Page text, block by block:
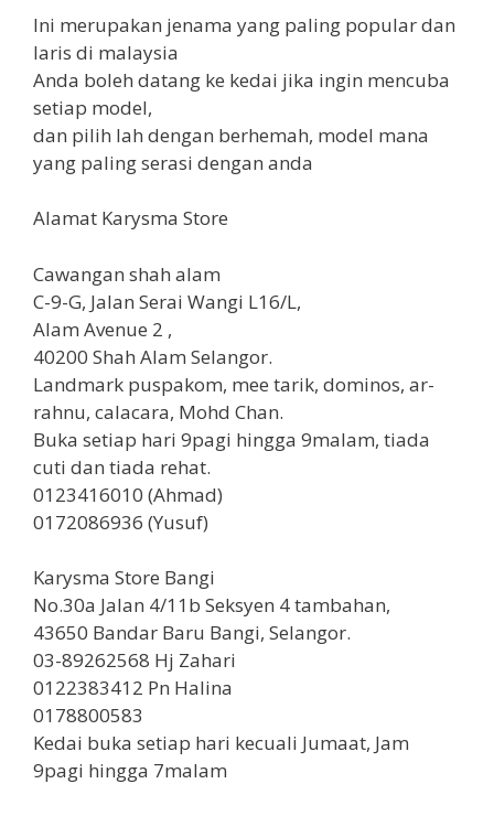
Ini merupakan jenama yang paling popular dan
laris di malaysia
Anda boleh datang ke kedai jika ingin mencuba
setiap model,
dan pilih lah dengan berhemah, model mana
yang paling serasi dengan anda
Alamat Karysma Store
Cawangan shah alam
C-9-G, Jalan Serai Wangi L16/L,
Alam Avenue 2 ,
40200 Shah Alam Selangor.
Landmark puspakom, mee tarik, dominos, ar-
rahnu, calacara, Mohd Chan.
Buka setiap hari 9pagi hingga 9malam, tiada
cuti dan tiada rehat.
0123416010 (Ahmad)
0172086936 (Yusuf)
Karysma Store Bangi
No.30a Jalan 4/11b Seksyen 4 tambahan,
43650 Bandar Baru Bangi, Selangor.
03-89262568 Hj Zahari
0122383412 Pn Halina
0178800583
Kedai buka setiap hari kecuali Jumaat, Jam
9pagi hingga 7malam